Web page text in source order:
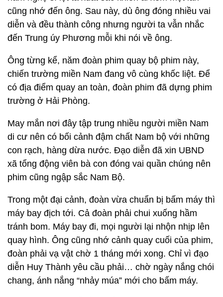
cũng nhớ đến ông. Sau này, dù ông đóng nhiều vai
diễn và đều thành công nhưng người ta vẫn nhắc
đến Trung úy Phương mỗi khi nói về ông.
Ông từng kể, năm đoàn phim quay bộ phim này,
chiến trường miền Nam đang vô cùng khốc liệt. Để
có địa điểm quay an toàn, đoàn phim đã dựng phim
trường ở Hải Phòng.
May mắn nơi đây tập trung nhiều người miền Nam
di cư nên có bối cảnh đậm chất Nam bộ với những
con rạch, hàng dừa nước. Đạo diễn đã xin UBND
xã tổng động viên bà con đóng vai quần chúng nên
phim cũng ngập sắc Nam Bộ.
Trong một đại cảnh, đoàn vừa chuẩn bị bấm máy thì
máy bay địch tới. Cả đoàn phải chui xuống hầm
tránh bom. Máy bay đi, mọi người lại nhộn nhịp lên
quay hình. Ông cũng nhớ cảnh quay cuối của phim,
đoàn phải vạ vật chờ 1 tháng mới xong. Chỉ vì đạo
diễn Huy Thành yêu cầu phải… chờ ngày nắng chói
chang, ánh nắng “nhảy múa” mới cho bấm máy.